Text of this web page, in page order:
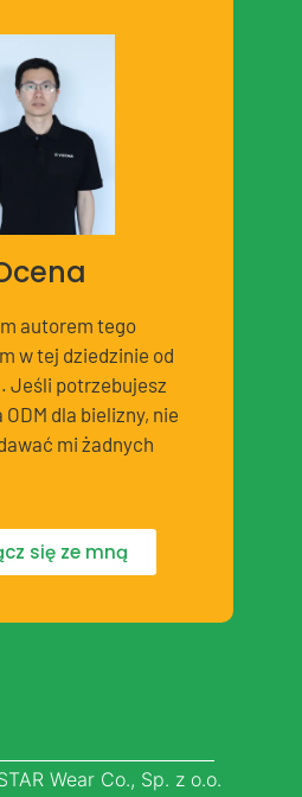
autorem tego
w tej dziedzinie od
Jeśli potrzebujesz
ODM dla bielizny, nie
mi żadnych
się ze mną
Wear Co., Sp. z o.o.